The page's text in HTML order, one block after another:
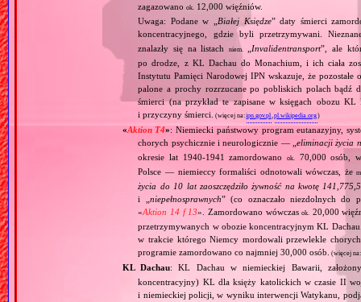
zagazowanook. 12,000 więźniów.
Uwaga: Podane w „ Białej Księdze” daty śmierci
koncentracyjnego, gdzie byli przetrzymywani.
znalazły się na listach
niem. Invalidentransport”, ale
po drodze, z KL Dachau do Monachium, i ich ciała
Instytutu Pamięci Narodowej IPN wskazuje, że
palone a prochy rozrzucane po pobliskich polach bądź
śmierci (na przykład te zapisane w księgach obozu
i przyczyny śmierci.
(więcej na:ipn.gov.pl,pl.wikipedia.org)
«Aktion T4»: Niemiecki państwowy program eutanazyjny,
chorych psychicznie i neurologicznie — „eliminacji życia
okresie lat 1940‐1941 zamordowanook.
70,000 osób,
Polsce — niemieccy formaliści odnotowali wówczas, że
życia do 10 lat zaoszczędziło żywność na kwotę
i „ niepełnosprawnych” (co oznaczało niezdolnych do
«Aktion 14 f 13». Zamordowano wówczasok. 20,000
przetrzymywanych w obozie koncentracyjnym KL
w trakcie którego Niemcy mordowali przewlekle
programie zamordowano co najmniej 30,000 osób.
(więcej
KL Dachau: KL Dachau w niemieckiej Bawarii,
koncentracyjny) KL dla księży katolickich w czasie II
i niemieckiej policji, w wyniku interwencji Watykanu,